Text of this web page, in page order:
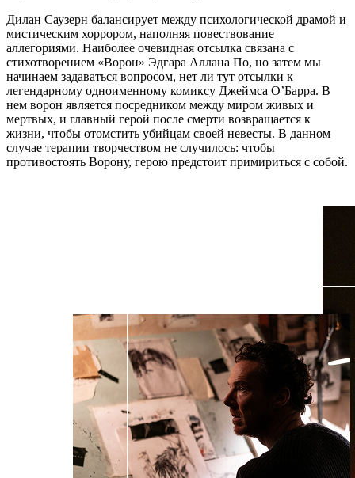
Дилан Саузерн балансирует между психологической драмой и
мистическим хоррором, наполняя повествование
аллегориями. Наиболее очевидная отсылка связана с
стихотворением «Ворон» Эдгара Аллана По, но затем мы
начинаем задаваться вопросом, нет ли тут отсылки к
легендарному одноименному комиксу Джеймса О’Барра. В
нем ворон является посредником между миром живых и
мертвых, и главный герой после смерти возвращается к
жизни, чтобы отомстить убийцам своей невесты. В данном
случае терапии творчеством не случилось: чтобы
противостоять Ворону, герою предстоит примириться с собой.